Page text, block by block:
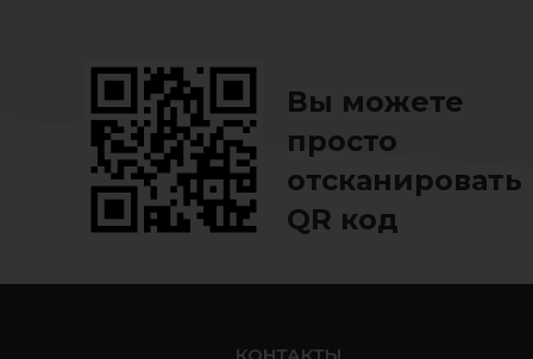
Вы можете
просто
отсканировать
QR код